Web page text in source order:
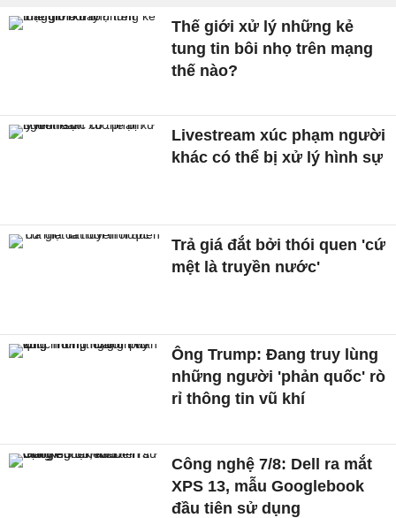
Thế giới xử lý những kẻ
tung tin bôi nhọ trên mạng
thế nào?
Livestream xúc phạm người
khác có thể bị xử lý hình sự
Trả giá đắt bởi thói quen 'cứ
mệt là truyền nước'
Ông Trump: Đang truy lùng
những người 'phản quốc' rò
rỉ thông tin vũ khí
Công nghệ 7/8: Dell ra mắt
XPS 13, mẫu Googlebook
đầu tiên sử dụng